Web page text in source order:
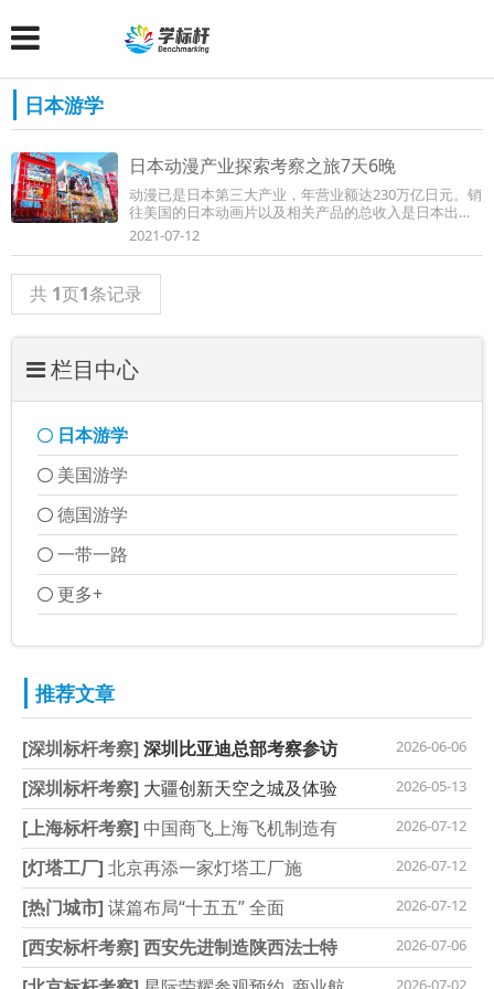
日本游学
日本动漫产业探索考察之旅7天6晚
动漫已是日本第三大产业，年营业额达230万亿日元。销
往美国的日本动画片以及相关产品的总收入是日本出口
到美国的钢铁总收入的4倍。日本动漫有多厉...
2021-07-12
共 1页1条记录
栏目中心
日本游学
美国游学
德国游学
一带一路
更多+
推荐文章
[深圳标杆考察]深圳比亚迪总部考察参访 2026-06-06
[深圳标杆考察] 大疆创新天空之城及体验 2026-05-13
[上海标杆考察] 中国商飞上海飞机制造有 2026-07-12
[灯塔工厂]北京再添一家灯塔工厂施 2026-07-12
[热门城市]谋篇布局“十五五” 全面 2026-07-12
[西安标杆考察]西安先进制造陕西法士特 2026-07-06
2026-07-02